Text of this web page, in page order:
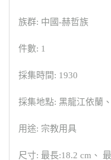
族群: 中國-赫哲族
件數: 1
採集時間: 1930
採集地點: 黑龍江依蘭
用途: 宗教用具
尺寸: 最長:18.2 cm、